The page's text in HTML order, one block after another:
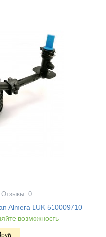
Отзывы: 0
Almera LUK 510009710
возможность
руб.